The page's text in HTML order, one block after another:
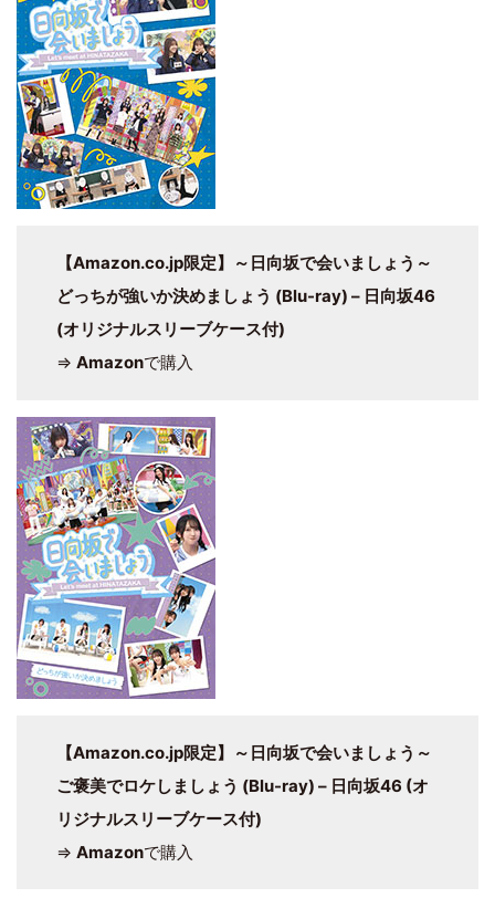
【Amazon.co.jp限定】～日向坂で会いましょう～
どっちが強いか決めましょう (Blu-ray) – 日向坂46
(オリジナルスリーブケース付)
⇒ Amazonで購入
【Amazon.co.jp限定】～日向坂で会いましょう～
ご褒美でロケしましょう (Blu-ray) – 日向坂46 (オ
リジナルスリーブケース付)
⇒ Amazonで購入